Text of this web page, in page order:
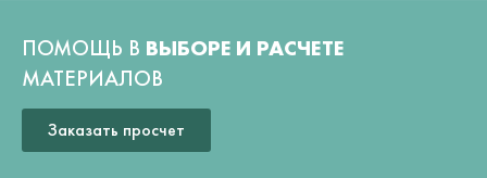
ПОМОЩЬ В ВЫБОРЕ И РАСЧЕТЕ
МАТЕРИАЛОВ
Заказать просчет